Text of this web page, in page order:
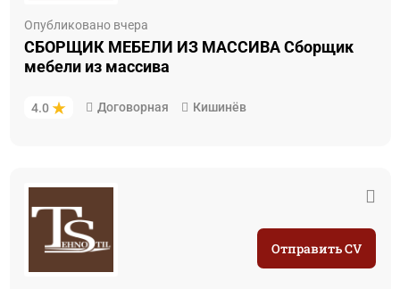
Опубликовано вчера
СБОРЩИК МЕБЕЛИ ИЗ МАССИВА Сборщик
мебели из массива
4.0 Договорная Кишинёв
Отправить CV